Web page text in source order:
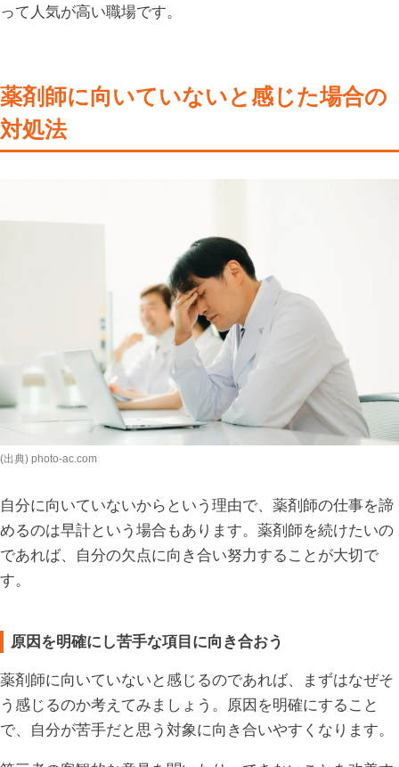
って人気が高い職場です。
薬剤師に向いていないと感じた場合の
対処法
(出典) photo-ac.com
自分に向いていないからという理由で、薬剤師の仕事を諦
めるのは早計という場合もあります。薬剤師を続けたいの
であれば、自分の欠点に向き合い努力することが大切で
す。
原因を明確にし苦手な項目に向き合おう
薬剤師に向いていないと感じるのであれば、まずはなぜそ
う感じるのか考えてみましょう。原因を明確にすること
で、自分が苦手だと思う対象に向き合いやすくなります。